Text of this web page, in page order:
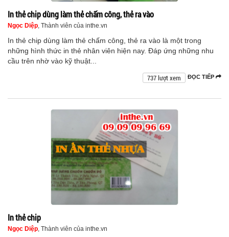
In thẻ chip dùng làm thẻ chấm công, thẻ ra vào
Ngọc Diệp, Thành viên của inthe.vn
In thẻ chip dùng làm thẻ chấm công, thẻ ra vào là một trong
những hình thức in thẻ nhân viên hiện nay. Đáp ứng những nhu
cầu trên nhờ vào kỹ thuật...
ĐỌC TIẾP
737 lượt xem
In thẻ chip
Ngọc Diệp, Thành viên của inthe.vn